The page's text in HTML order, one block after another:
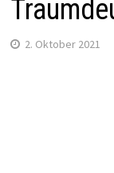
2. Oktober 2021